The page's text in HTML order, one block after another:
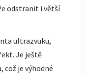
odstranit i větší
ultrazvuku,
Je ještě
což je výhodné